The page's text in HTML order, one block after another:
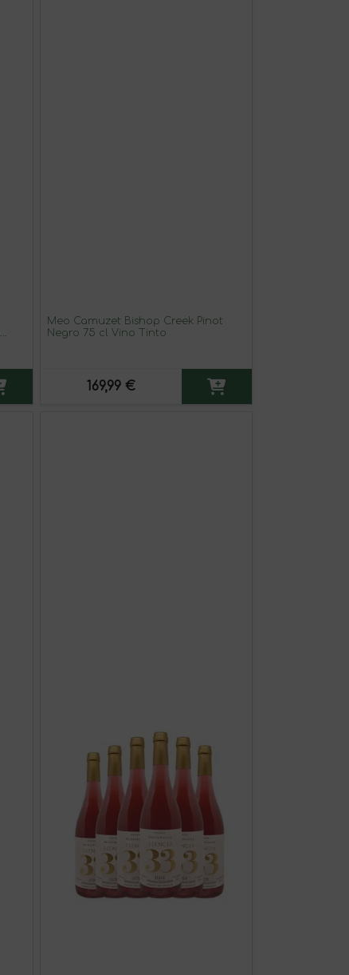
Meo Camuzet Bishop Creek Pinot
Negro 75 cl Vino Tinto
169,99 €